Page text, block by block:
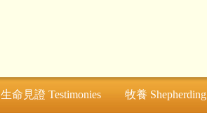
生命見證 Testimonies 牧養 Shepherding